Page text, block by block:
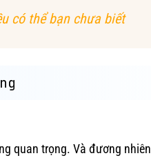
có thể bạn chưa biết
quan trọng. Và đương nhiên